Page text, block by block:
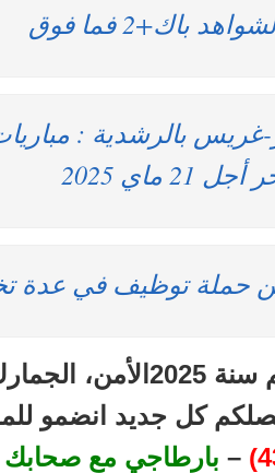
باك+2 فما فوق
غريس بالرشدية :
أهم المباريات المنتظرة برسم سنة
ليصلكم كل جديد انضمو
– بارطاجي مع صحابك